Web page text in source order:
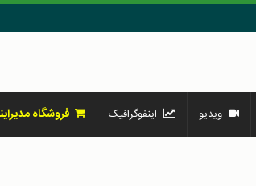
ویدیو اینفوگرافیک فروشگاه